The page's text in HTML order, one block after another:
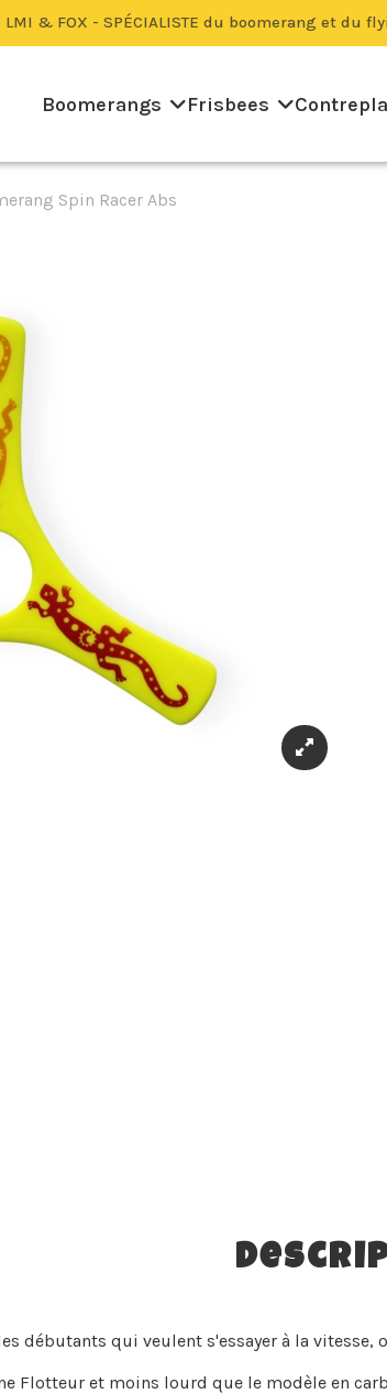
LMI & FOX - SPÉCIALISTE du boomerang et du
Boomerangs Frisbees
Spin Racer Abs
débutants qui veulent s'essayer à la vitesse,
Flotteur et moins lourd que le modèle en